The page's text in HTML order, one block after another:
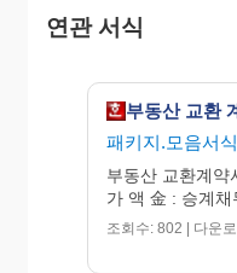
서울시 ○○○
위 계약을 증명
고 각자 서명날인
소지 보관한다.
연관 서식
부동산 교환
패키지.모음서식
부동산 교환계약
가 액 金 : 승계채
조회수: 802 | 다운